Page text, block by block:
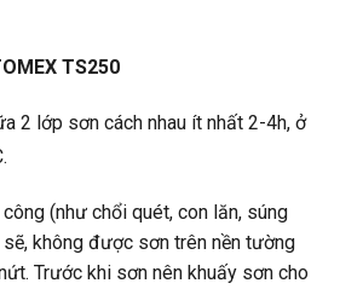
TS250
2 lớp sơn cách nhau ít nhất 2-4h, ở
(như chổi quét, con lăn, súng
không được sơn trên nền tường
Trước khi sơn nên khuấy sơn cho